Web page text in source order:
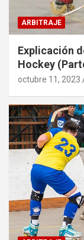
ARBITRAJE
Explicación
Hockey
octubre 11, 2023